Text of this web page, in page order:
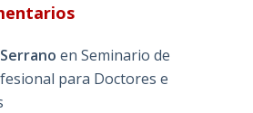
en Seminario de
para Doctores e